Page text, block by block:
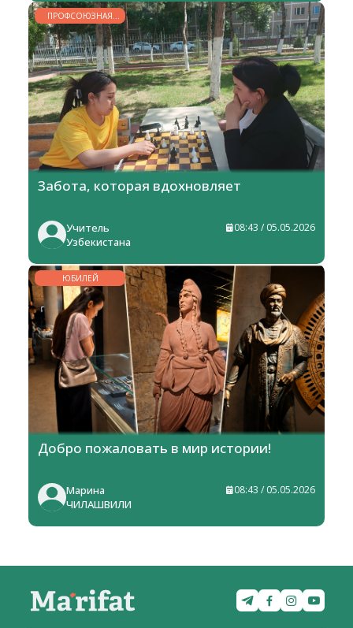
ПРОФСОЮЗНАЯ
ЖИЗНЬ
Забота, которая вдохновляет
Учитель
Узбекистана
08:43 / 05.05.2026
ЮБИЛЕЙ
Добро пожаловать в мир истории!
Марина
ЧИЛАШВИЛИ
08:43 / 05.05.2026